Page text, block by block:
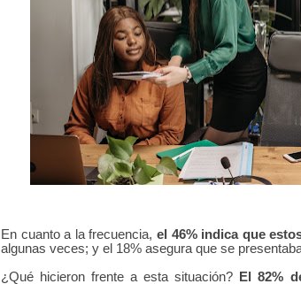
En cuanto a la frecuencia, el 46% indica que
algunas veces; y el 18% asegura que se
¿Qué hicieron frente a esta situación?
El 82%